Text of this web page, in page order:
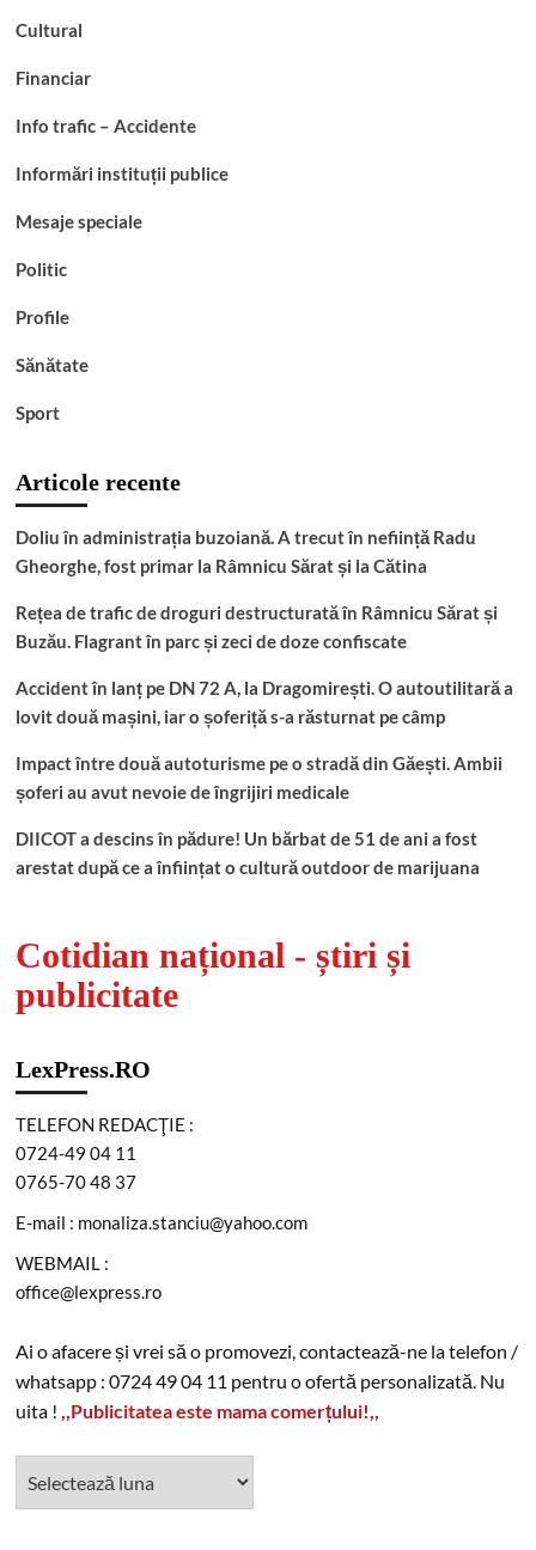
Cultural
Financiar
Info trafic – Accidente
Informări instituții publice
Mesaje speciale
Politic
Profile
Sănătate
Sport
Articole recente
Doliu în administrația buzoiană. A trecut în neființă Radu
Gheorghe, fost primar la Râmnicu Sărat și la Cătina
Rețea de trafic de droguri destructurată în Râmnicu Sărat și
Buzău. Flagrant în parc și zeci de doze confiscate
Accident în lanț pe DN 72 A, la Dragomirești. O autoutilitară a
lovit două mașini, iar o șoferiță s-a răsturnat pe câmp
Impact între două autoturisme pe o stradă din Găești. Ambii
șoferi au avut nevoie de îngrijiri medicale
DIICOT a descins în pădure! Un bărbat de 51 de ani a fost
arestat după ce a înființat o cultură outdoor de marijuana
Cotidian național - știri și
publicitate
LexPress.RO
TELEFON REDACŢIE :
0724-49 04 11
0765-70 48 37
E-mail : monaliza.stanciu@yahoo.com
WEBMAIL :
office@lexpress.ro
Ai o afacere și vrei să o promovezi, contactează-ne la telefon /
whatsapp : 0724 49 04 11 pentru o ofertă personalizată. Nu
uita ! ,,Publicitatea este mama comerțului!,,